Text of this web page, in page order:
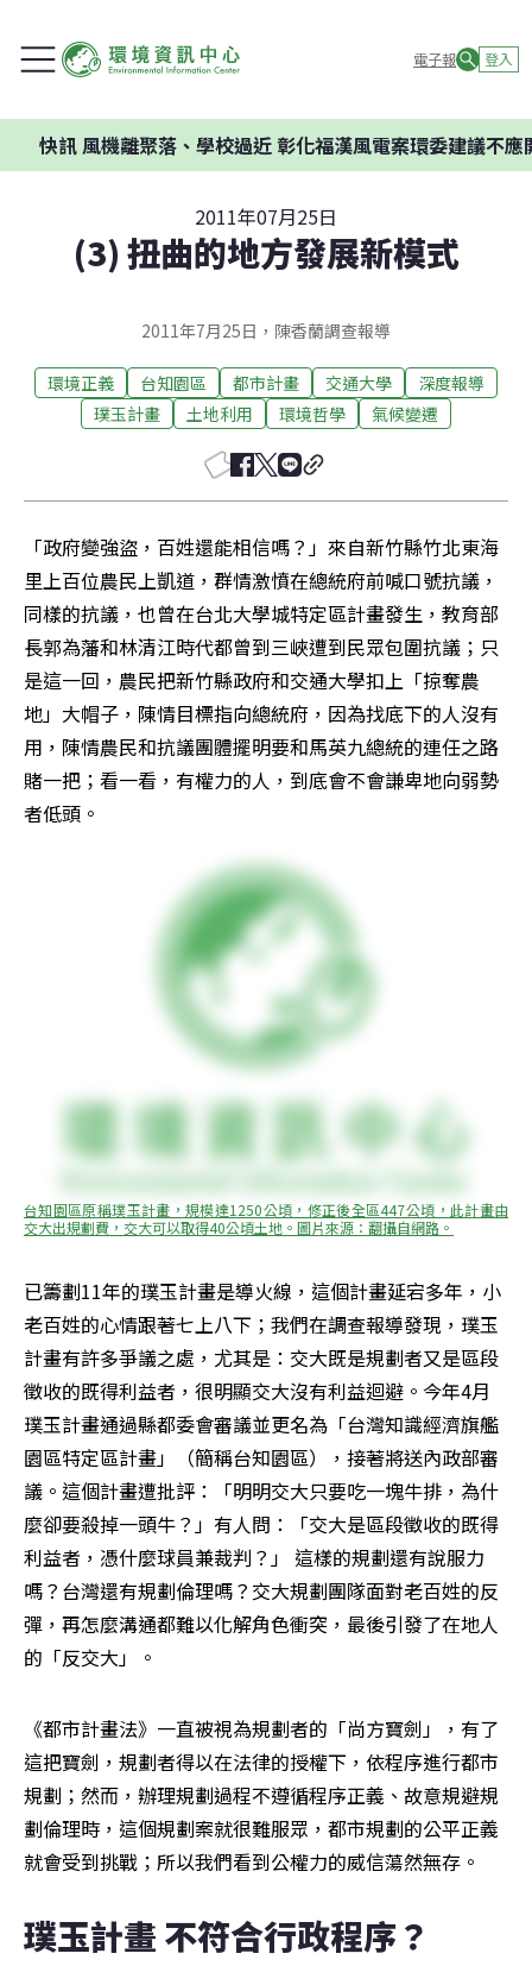
電子報 登入
離聚落、學校過近 彰化福漢風電案環委建議不應開發
2011年07月25日
(3) 扭曲的地方發展新模式
2011年7月25日，陳香蘭調查報導
環境正義 台知園區 都市計畫 交通大學
深度報導
璞玉計畫
土地利用 環境哲學 氣候變遷
「政府變強盜，百姓還能相信嗎？」來自新竹縣竹北東海
里上百位農民上凱道，群情激憤在總統府前喊口號抗議，
同樣的抗議，也曾在台北大學城特定區計畫發生，教育部
長郭為藩和林清江時代都曾到三峽遭到民眾包圍抗議；只
是這一回，農民把新竹縣政府和交通大學扣上「掠奪農
地」大帽子，陳情目標指向總統府，因為找底下的人沒有
用，陳情農民和抗議團體擺明要和馬英九總統的連任之路
賭一把；看一看，有權力的人，到底會不會謙卑地向弱勢
者低頭。
台知園區原稱璞玉計畫，規模達1250公頃，修正後全區447公頃，此計畫由
交大出規劃費，交大可以取得40公頃土地。圖片來源：翻攝自網路。
已籌劃11年的璞玉計畫是導火線，這個計畫延宕多年，小
老百姓的心情跟著七上八下；我們在調查報導發現，璞玉
計畫有許多爭議之處，尤其是：交大既是規劃者又是區段
徵收的既得利益者，很明顯交大沒有利益迴避。今年4月
璞玉計畫通過縣都委會審議並更名為「台灣知識經濟旗艦
園區特定區計畫」（簡稱台知園區），接著將送內政部審
議。這個計畫遭批評：「明明交大只要吃一塊牛排，為什
麼卻要殺掉一頭牛？」有人問：「交大是區段徵收的既得
利益者，憑什麼球員兼裁判？」 這樣的規劃還有說服力
嗎？台灣還有規劃倫理嗎？交大規劃團隊面對老百姓的反
彈，再怎麼溝通都難以化解角色衝突，最後引發了在地人
的「反交大」。
《都市計畫法》一直被視為規劃者的「尚方寶劍」，有了
這把寶劍，規劃者得以在法律的授權下，依程序進行都市
規劃；然而，辦理規劃過程不遵循程序正義、故意規避規
劃倫理時，這個規劃案就很難服眾，都市規劃的公平正義
就會受到挑戰；所以我們看到公權力的威信蕩然無存。
璞玉計畫 不符合行政程序？